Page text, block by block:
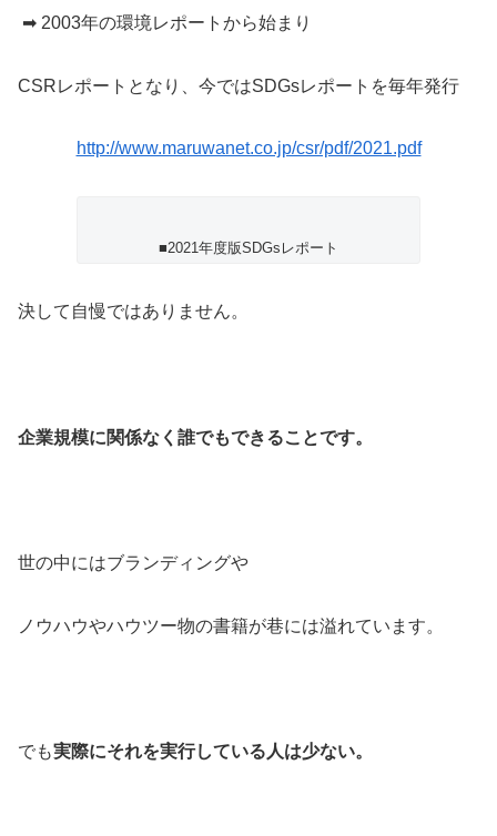
➡ 2003年の環境レポートから始まり
CSRレポートとなり、今ではSDGsレポートを毎年発行
http://www.maruwanet.co.jp/csr/pdf/2021.pdf
■2021年度版SDGsレポート
決して自慢ではありません。
企業規模に関係なく誰でもできることです。
世の中にはブランディングや
ノウハウやハウツー物の書籍が巷には溢れています。
でも実際にそれを実行している人は少ない。